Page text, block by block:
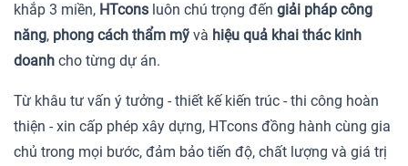
khắp 3 miền, HTcons luôn chú trọng đến giải pháp công
năng, phong cách thẩm mỹ và hiệu quả khai thác kinh
doanh cho từng dự án.
Từ khâu tư vấn ý tưởng - thiết kế kiến trúc - thi công hoàn
thiện - xin cấp phép xây dựng, HTcons đồng hành cùng gia
chủ trong mọi bước, đảm bảo tiến độ, chất lượng và giá trị